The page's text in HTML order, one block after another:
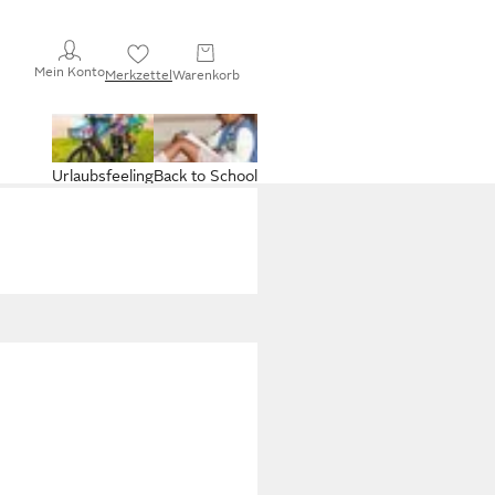
Mein KontoMerkzettelWarenkorb
Back to School
Urlaubsfeeling